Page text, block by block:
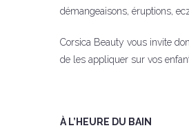
démangeaisons, éruptions,
Corsica Beauty vous invite
de les appliquer sur vos
À L’HEURE DU BAIN